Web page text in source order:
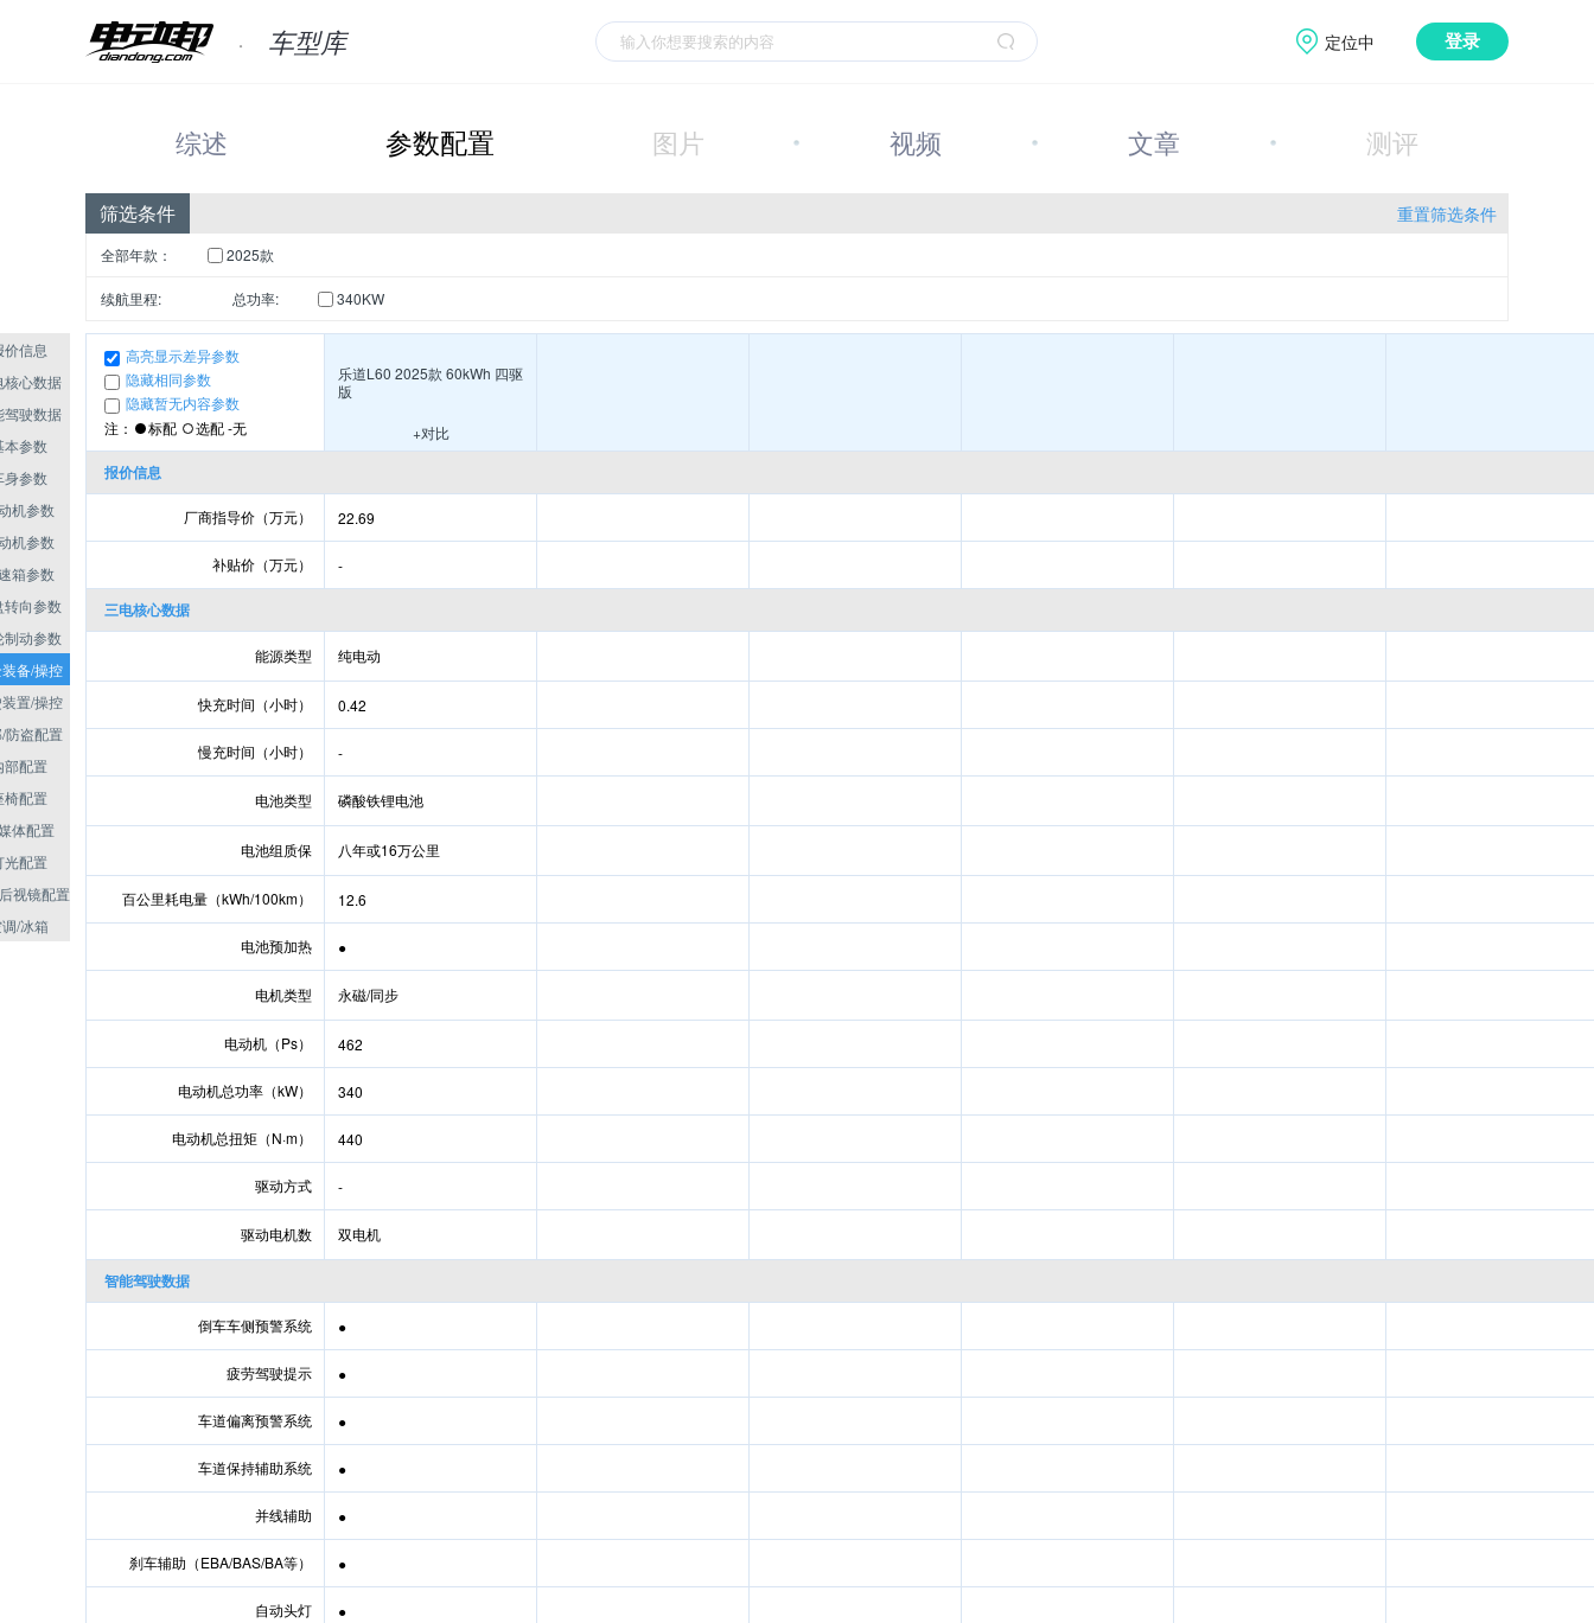
车型库 定位中 登录
综述 参数配置 图片 视频 文章 测评
筛选条件 重置筛选条件
全部年款： 2025款
续航里程: 总功率: 340KW
高亮显示差异参数
隐藏相同参数
隐藏暂无内容参数
注： 标配 选配 -无
乐道L60 2025款 60kWh 四驱
版
+对比
报价信息
厂商指导价（万元） 22.69
补贴价（万元） -
三电核心数据
能源类型 纯电动
快充时间（小时） 0.42
慢充时间（小时） -
电池类型 磷酸铁锂电池
电池组质保 八年或16万公里
百公里耗电量（kWh/100km） 12.6
电池预加热 ●
电机类型 永磁/同步
电动机（Ps） 462
电动机总功率（kW） 340
电动机总扭矩（N·m） 440
驱动方式 -
驱动电机数 双电机
智能驾驶数据
倒车车侧预警系统 ●
疲劳驾驶提示 ●
车道偏离预警系统 ●
车道保持辅助系统 ●
并线辅助 ●
刹车辅助（EBA/BAS/BA等） ●
自动头灯 ●
价信息
核心数据
驾驶数据
本参数
身参数
机参数
机参数
箱参数
转向参数
制动参数
备/操控
置/操控
防盗配置
部配置
椅配置
体配置
光配置
视镜配置
/冰箱